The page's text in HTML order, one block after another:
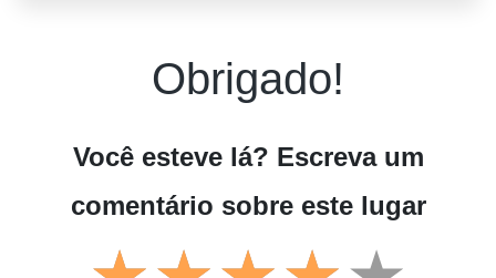
Obrigado!
Você esteve lá? Escreva um
comentário sobre este lugar